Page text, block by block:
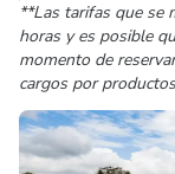
**Las tarifas que se
horas y es posible
momento de
cargos por